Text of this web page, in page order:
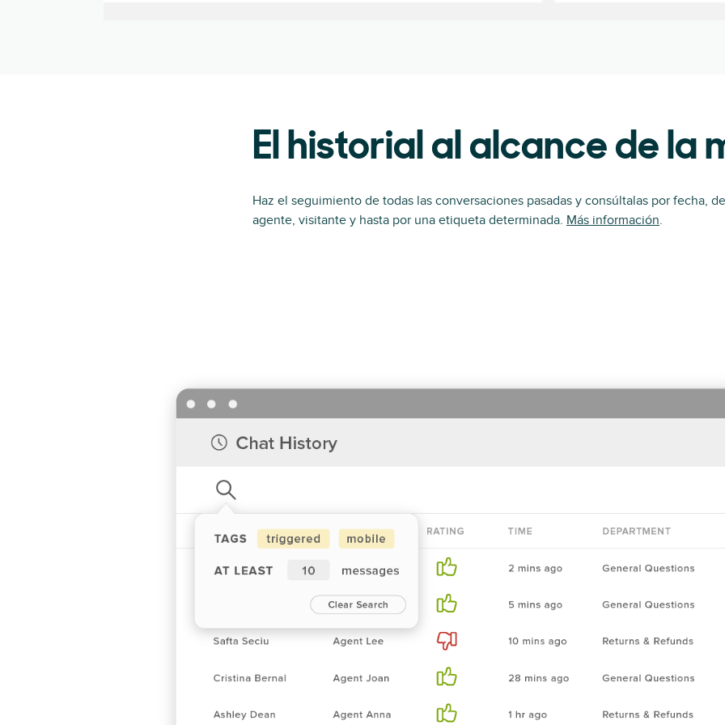
El historial al alcance de la
Haz el seguimiento de todas las conversaciones pasadas y consúltalas por fecha,
agente, visitante y hasta por una etiqueta determinada. Más información.